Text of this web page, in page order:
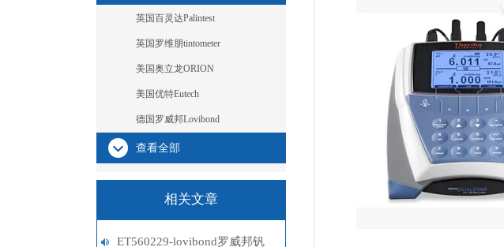
英国百灵达Palintest
英国罗维朋tintometer
美国奥立龙ORION
美国优特Eutech
德国罗威邦Lovibond
查看全部
相关文章
ET560229-lovibond罗威邦钒